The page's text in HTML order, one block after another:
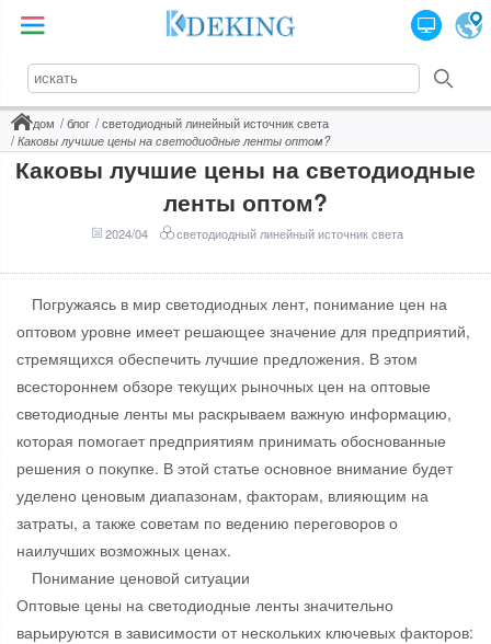
дом блог
светодиодный линейный источник света
Каковы лучшие цены на светодиодные ленты оптом?
Каковы лучшие цены на светодиодные
ленты оптом?
2024/04 светодиодный линейный источник света
Погружаясь в мир светодиодных лент, понимание цен на
оптовом уровне имеет решающее значение для предприятий,
стремящихся обеспечить лучшие предложения. В этом
всестороннем обзоре текущих рыночных цен на оптовые
светодиодные ленты мы раскрываем важную информацию,
которая помогает предприятиям принимать обоснованные
решения о покупке. В этой статье основное внимание будет
уделено ценовым диапазонам, факторам, влияющим на
затраты, а также советам по ведению переговоров о
наилучших возможных ценах.
Понимание ценовой ситуации
Оптовые цены на светодиодные ленты значительно
варьируются в зависимости от нескольких ключевых факторов: